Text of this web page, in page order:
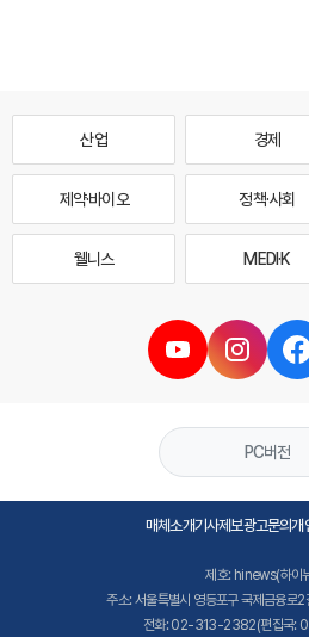
산업 경제
제약·바이오 정책·사회
웰니스 MEDI·K
PC버전
매체소개기사제보광고문의개
제호: hinews(하이
주소: 서울특별시 영등포구 국제금융로
전화: 02-313-2382(편집국